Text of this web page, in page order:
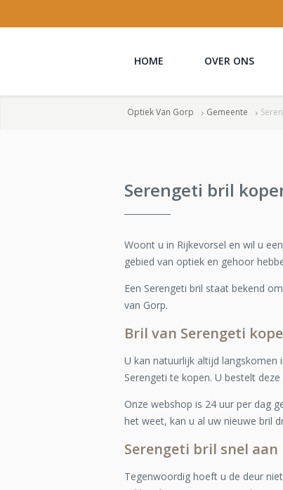
HOME OVER ONS
Optiek Van Gorp Gemeente
Serengeti bril
Woont u in Rijkevorsel en wil u
gebied van optiek en gehoor
Een Serengeti bril staat bekend
van Gorp.
Bril van Serengeti
U kan natuurlijk altijd langskomen
Serengeti te kopen. U bestelt
Onze webshop is 24 uur per dag
het weet, kan u al uw nieuwe bril
Serengeti bril snel
Tegenwoordig hoeft u de deur